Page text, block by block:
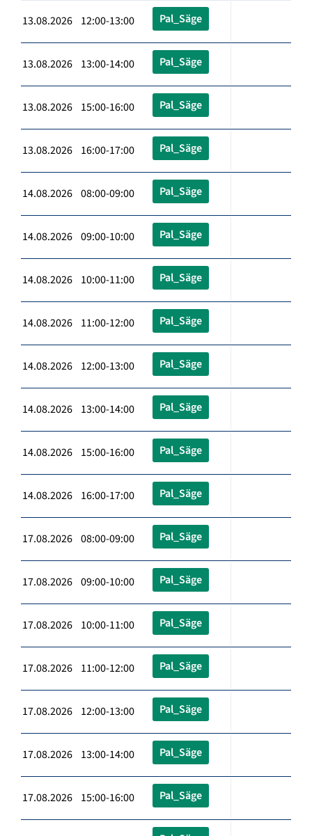
13.08.2026 12:00-13:00 Pal_Säge
13.08.2026 13:00-14:00 Pal_Säge
13.08.2026 15:00-16:00 Pal_Säge
13.08.2026 16:00-17:00 Pal_Säge
14.08.2026 08:00-09:00 Pal_Säge
14.08.2026 09:00-10:00 Pal_Säge
14.08.2026 10:00-11:00 Pal_Säge
14.08.2026 11:00-12:00 Pal_Säge
14.08.2026 12:00-13:00 Pal_Säge
14.08.2026 13:00-14:00 Pal_Säge
14.08.2026 15:00-16:00 Pal_Säge
14.08.2026 16:00-17:00 Pal_Säge
17.08.2026 08:00-09:00 Pal_Säge
17.08.2026 09:00-10:00 Pal_Säge
17.08.2026 10:00-11:00 Pal_Säge
17.08.2026 11:00-12:00 Pal_Säge
17.08.2026 12:00-13:00 Pal_Säge
17.08.2026 13:00-14:00 Pal_Säge
17.08.2026 15:00-16:00 Pal_Säge